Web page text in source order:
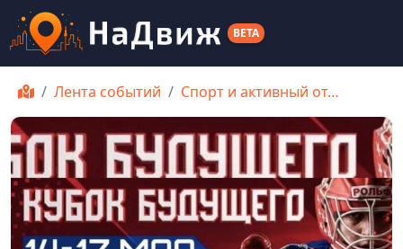
BETA
Лента событий Спорт и активный от…